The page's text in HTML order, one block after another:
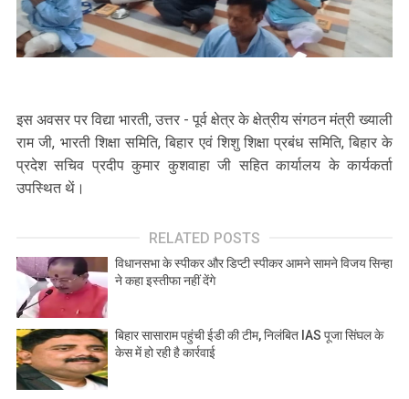
इस अवसर पर विद्या भारती, उत्तर - पूर्व क्षेत्र के क्षेत्रीय संगठन मंत्री ख्याली
राम जी, भारती शिक्षा समिति, बिहार एवं शिशु शिक्षा प्रबंध समिति, बिहार के
प्रदेश सचिव प्रदीप कुमार कुशवाहा जी सहित कार्यालय के कार्यकर्ता
उपस्थित थें।
RELATED POSTS
विधानसभा के स्पीकर और डिप्टी स्पीकर आमने सामने विजय सिन्हा
ने कहा इस्तीफा नहीं देंगे
बिहार सासाराम पहुंची ईडी की टीम, निलंबित IAS पूजा सिंघल के
केस में हो रही है कार्रवाई